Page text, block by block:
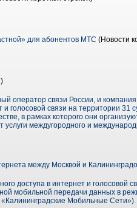
для абонентов МТС (Новости
оператор связи России, и
голосовой связи на территории 31
в рамках которого они
междугородного и
между Москвой и
доступа в интернет и голосовой
мобильной передачи данных в
Мобильные Сети»).